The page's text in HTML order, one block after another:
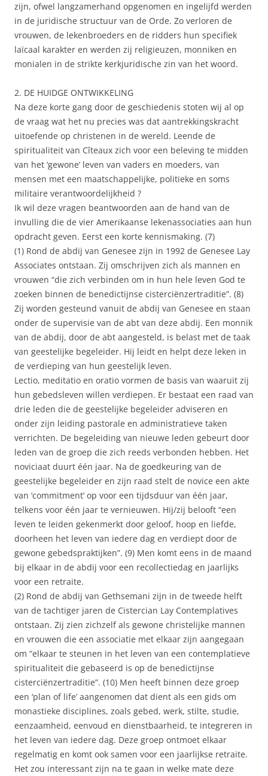
zijn, ofwel langzamerhand opgenomen en ingelijfd werden
in de juridische structuur van de Orde. Zo verloren de
vrouwen, de lekenbroeders en de ridders hun specifiek
laïcaal karakter en werden zij religieuzen, monniken en
monialen in de strikte kerkjuridische zin van het woord.
2. DE HUIDGE ONTWIKKELING
Na deze korte gang door de geschiedenis stoten wij al op
de vraag wat het nu precies was dat aantrekkingskracht
uitoefende op christenen in de wereld. Leende de
spiritualiteit van Cîteaux zich voor een beleving te midden
van het ‘gewone’ leven van vaders en moeders, van
mensen met een maatschappelijke, politieke en soms
militaire verantwoordelijkheid ?
Ik wil deze vragen beantwoorden aan de hand van de
invulling die de vier Amerikaanse lekenassociaties aan hun
opdracht geven. Eerst een korte kennismaking. (7)
(1) Rond de abdij van Genesee zijn in 1992 de Genesee Lay
Associates ontstaan. Zij omschrijven zich als mannen en
vrouwen “die zich verbinden om in hun hele leven God te
zoeken binnen de benedictijnse cisterciënzertraditie”. (8)
Zij worden gesteund vanuit de abdij van Genesee en staan
onder de supervisie van de abt van deze abdij. Een monnik
van de abdij, door de abt aangesteld, is belast met de taak
van geestelijke begeleider. Hij leidt en helpt deze leken in
de verdieping van hun geestelijk leven.
Lectio, meditatio en oratio vormen de basis van waaruit zij
hun gebedsleven willen verdiepen. Er bestaat een raad van
drie leden die de geestelijke begeleider adviseren en
onder zijn leiding pastorale en administratieve taken
verrichten. De begeleiding van nieuwe leden gebeurt door
leden van de groep die zich reeds verbonden hebben. Het
noviciaat duurt één jaar. Na de goedkeuring van de
geestelijke begeleider en zijn raad stelt de novice een akte
van ‘commitment’ op voor een tijdsduur van één jaar,
telkens voor één jaar te vernieuwen. Hij/zij belooft “een
leven te leiden gekenmerkt door geloof, hoop en liefde,
doorheen het leven van iedere dag en verdiept door de
gewone gebedspraktijken”. (9) Men komt eens in de maand
bij elkaar in de abdij voor een recollectiedag en jaarlijks
voor een retraite.
(2) Rond de abdij van Gethsemani zijn in de tweede helft
van de tachtiger jaren de Cistercian Lay Contemplatives
ontstaan. Zij zien zichzelf als gewone christelijke mannen
en vrouwen die een associatie met elkaar zijn aangegaan
om “elkaar te steunen in het leven van een contemplatieve
spiritualiteit die gebaseerd is op de benedictijnse
cisterciënzertraditie”. (10) Men heeft binnen deze groep
een ‘plan of life’ aangenomen dat dient als een gids om
monastieke disciplines, zoals gebed, werk, stilte, studie,
eenzaamheid, eenvoud en dienstbaarheid, te integreren in
het leven van iedere dag. Deze groep ontmoet elkaar
regelmatig en komt ook samen voor een jaarlijkse retraite.
Het zou interessant zijn na te gaan in welke mate deze